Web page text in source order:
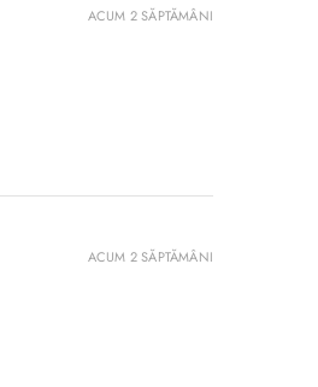
ACUM 2 SĂPTĂMÂNI
ACUM 2 SĂPTĂMÂNI